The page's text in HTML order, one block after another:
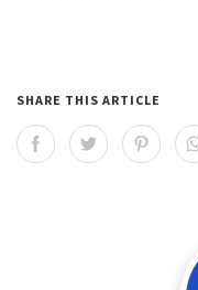
SHARE THIS ARTICLE